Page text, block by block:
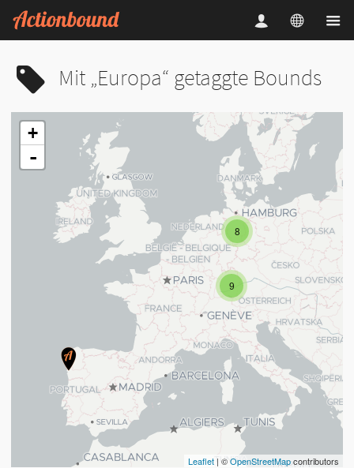
Mit „Europa“ getaggte Bounds
8
9
+
-
Leaflet | ©OpenStreetMapcontributors